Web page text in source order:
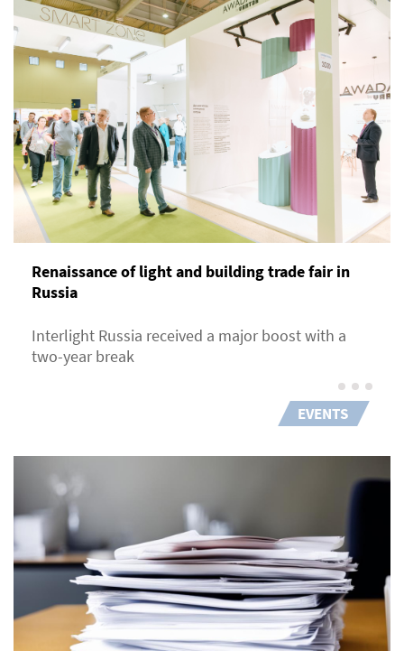
Renaissance of light and building trade fair in
Russia
Interlight Russia received a major boost with a
two-year break
EVENTS